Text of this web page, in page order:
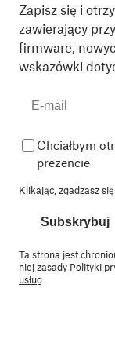
Zapisz się i
zawierający
firmware,
wskazówki
Chciałbym
prezencie
Klikając, zgadzasz
Subskrybuj
Ta strona jest
niej zasady Polityki
usług